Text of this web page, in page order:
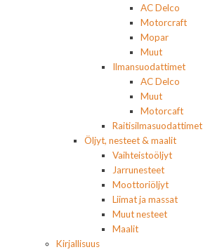
AC Delco
Motorcraft
Mopar
Muut
Ilmansuodattimet
AC Delco
Muut
Motorcaft
Raitisilmasuodattimet
Öljyt, nesteet & maalit
Vaihteistoöljyt
Jarrunesteet
Moottoriöljyt
Liimat ja massat
Muut nesteet
Maalit
Kirjallisuus